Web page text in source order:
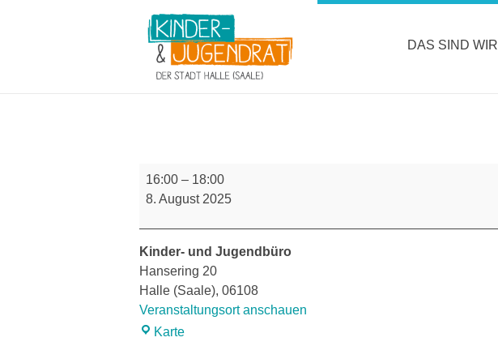
DAS SIND WIR
Treffen
Kinder-
Jugendrat
16:00 – 18:00
8. August 2025
Kinder- und Jugendbüro
Hansering 20
Halle (Saale), 06108
Veranstaltungsort anschauen
Karte